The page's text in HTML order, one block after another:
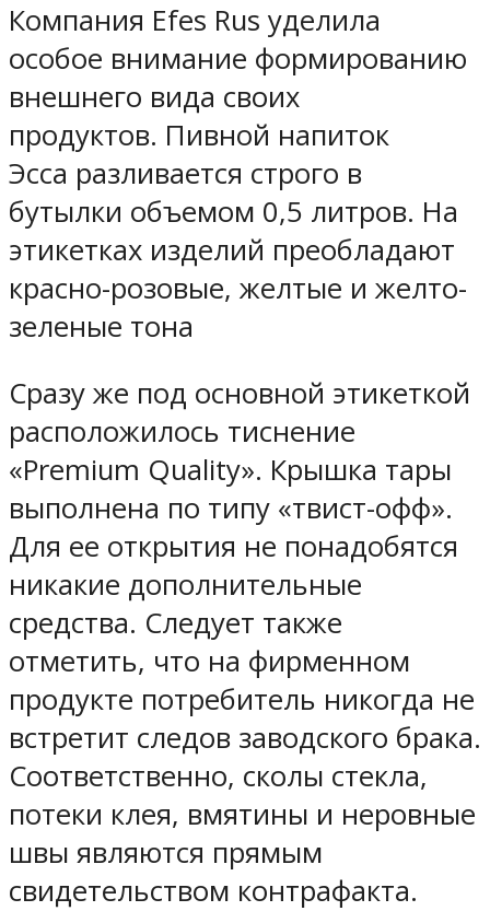
Компания Efes Rus уделила
особое внимание формированию
внешнего вида своих
продуктов. Пивной напиток
Эсса разливается строго в
бутылки объемом 0,5 литров. На
этикетках изделий преобладают
красно-розовые, желтые и желто-
зеленые тона
Сразу же под основной этикеткой
расположилось тиснение
«Premium Quality». Крышка тары
выполнена по типу «твист-офф».
Для ее открытия не понадобятся
никакие дополнительные
средства. Следует также
отметить, что на фирменном
продукте потребитель никогда не
встретит следов заводского брака.
Соответственно, сколы стекла,
потеки клея, вмятины и неровные
швы являются прямым
свидетельством контрафакта.